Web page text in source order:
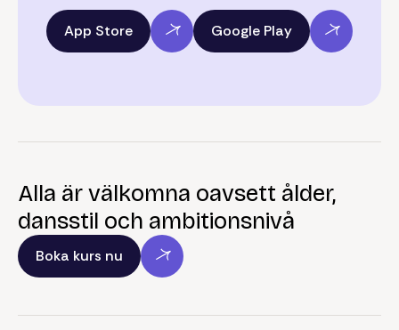
App Store Google Play
Alla är välkomna oavsett ålder,
dansstil och ambitionsnivå
Boka kurs nu